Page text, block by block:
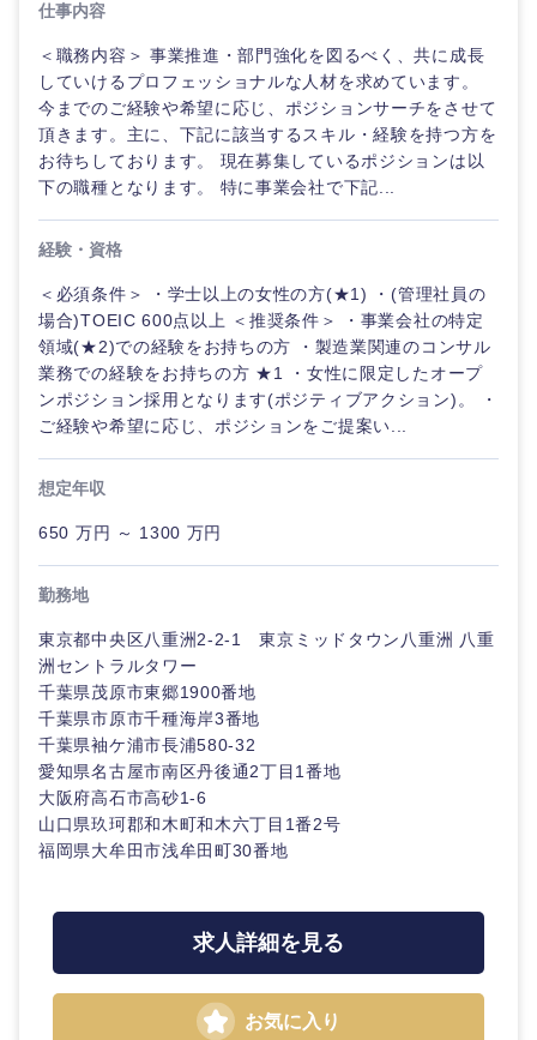
経営企
画・事業
企画
経営ボー
ド
管理
SCM
人事
マーケテ
ィング
営業
サービス
すべての経営企画・事業企
画
事業企画・事業開発
経営企画
その他企画業務
経営企画・事業企画
経営ボード
SCM
人事
マーケティング
営業
サービス
クリエイティブ
技術職（IT）、Webサービス・制作、ゲーム
商社・卸
エネルギー・資源・環境
自動車・機械・船舶
電気・電子・半導体
素材・化学・金属
食品・化粧品・アパレル・消費財
メディカル・ヘルスケア・ライフサイエンス
金融
建設・不動産
倉庫・運輸・物流
北海道・東北地方
北海道 青森県
秋田県
希望年収
フリーワード
こだわり条件を入力ください
急募 第二新卒
上場企業
外資系企業 英語を活かす
仕事内容
＜職務内容＞ 事業推進・部門強化を図るべく、共に成長
していけるプロフェッショナルな人材を求めています。
今までのご経験や希望に応じ、ポジションサーチをさせて
頂きます。主に、下記に該当するスキル・経験を持つ方を
お待ちしております。 現在募集しているポジションは以
下の職種となります。 特に事業会社で下記...
経験・資格
＜必須条件＞ ・学士以上の女性の方(★1) ・(管理社員の
場合)TOEIC 600点以上 ＜推奨条件＞ ・事業会社の特定
領域(★2)での経験をお持ちの方 ・製造業関連のコンサル
業務での経験をお持ちの方 ★1 ・女性に限定したオープ
ンポジション採用となります(ポジティブアクション)。 ・
ご経験や希望に応じ、ポジションをご提案い...
想定年収
650 万円 ～ 1300 万円
勤務地
東京都中央区八重洲2-2-1 東京ミッドタウン八重洲 八重
洲セントラルタワー
千葉県茂原市東郷1900番地
千葉県市原市千種海岸3番地
千葉県袖ケ浦市長浦580-32
愛知県名古屋市南区丹後通2丁目1番地
大阪府高石市高砂1-6
山口県玖珂郡和木町和木六丁目1番2号
福岡県大牟田市浅牟田町30番地
求人詳細を見る
お気に入り